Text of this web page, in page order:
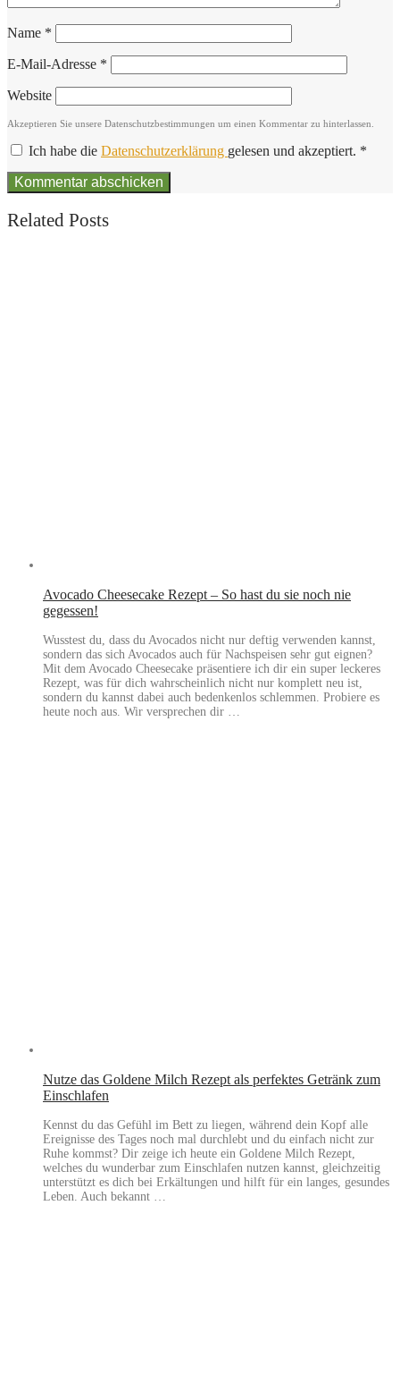
Name *
E-Mail-Adresse *
Website
Akzeptieren Sie unsere Datenschutzbestimmungen um einen Kommentar zu hinterlassen.
Ich habe die Datenschutzerklärung gelesen und akzeptiert. *
Related Posts
Avocado Cheesecake Rezept – So hast du sie noch nie
gegessen!
Wusstest du, dass du Avocados nicht nur deftig verwenden kannst,
sondern das sich Avocados auch für Nachspeisen sehr gut eignen?
Mit dem Avocado Cheesecake präsentiere ich dir ein super leckeres
Rezept, was für dich wahrscheinlich nicht nur komplett neu ist,
sondern du kannst dabei auch bedenkenlos schlemmen. Probiere es
heute noch aus. Wir versprechen dir …
Nutze das Goldene Milch Rezept als perfektes Getränk zum
Einschlafen
Kennst du das Gefühl im Bett zu liegen, während dein Kopf alle
Ereignisse des Tages noch mal durchlebt und du einfach nicht zur
Ruhe kommst? Dir zeige ich heute ein Goldene Milch Rezept,
welches du wunderbar zum Einschlafen nutzen kannst, gleichzeitig
unterstützt es dich bei Erkältungen und hilft für ein langes, gesundes
Leben. Auch bekannt …